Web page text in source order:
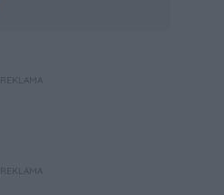
REKLAMA
REKLAMA